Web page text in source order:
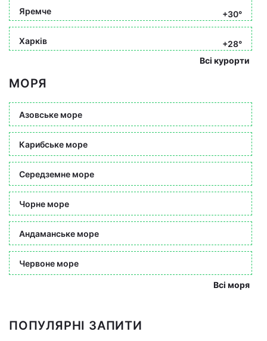
Яремче +30°
Харків
+28°
Всі курорти
МОРЯ
Азовське море
Карибське море
Середземне море
Чорне море
Андаманське море
Червоне море
Всі моря
ПОПУЛЯРНІ ЗАПИТИ